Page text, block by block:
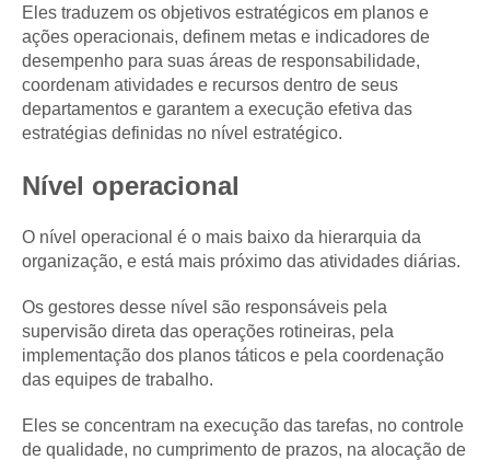
Eles traduzem os objetivos estratégicos em planos e
ações operacionais, definem metas e indicadores de
desempenho para suas áreas de responsabilidade,
coordenam atividades e recursos dentro de seus
departamentos e garantem a execução efetiva das
estratégias definidas no nível estratégico.
Nível operacional
O nível operacional é o mais baixo da hierarquia da
organização, e está mais próximo das atividades diárias.
Os gestores desse nível são responsáveis pela
supervisão direta das operações rotineiras, pela
implementação dos planos táticos e pela coordenação
das equipes de trabalho.
Eles se concentram na execução das tarefas, no controle
de qualidade, no cumprimento de prazos, na alocação de